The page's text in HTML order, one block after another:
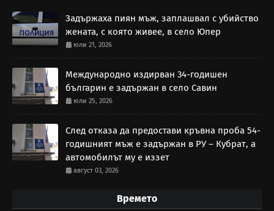
Задържаха пиян мъж, заплашвал с убийство
жената, с която живее, в село Юпер
юли 21, 2026
Международно издирван 34-годишен
българин е задържан в село Савин
юли 25, 2026
След отказа да предостави кръвна проба 54-
годишният мъж е задържан в РУ – Кубрат, а
автомобилът му е иззет
август 03, 2026
Времето